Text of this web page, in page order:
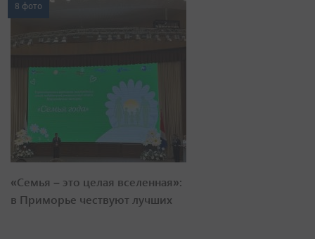
8 фото
«Семья – это целая вселенная»:
в Приморье чествуют лучших